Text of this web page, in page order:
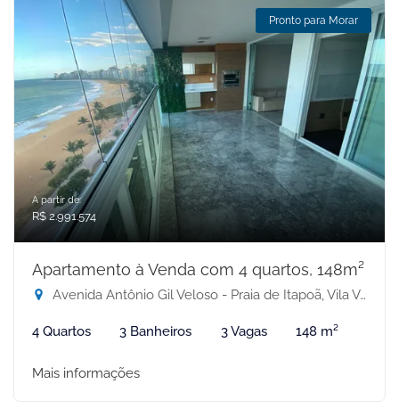
Pronto para Morar
A partir de:
R$ 2.991.574
Apartamento à Venda com 4 quartos, 148m²
Avenida Antônio Gil Veloso - Praia de Itapoã, Vila Velha-ES
4 Quartos 3 Banheiros 3 Vagas 148 m²
Mais informações